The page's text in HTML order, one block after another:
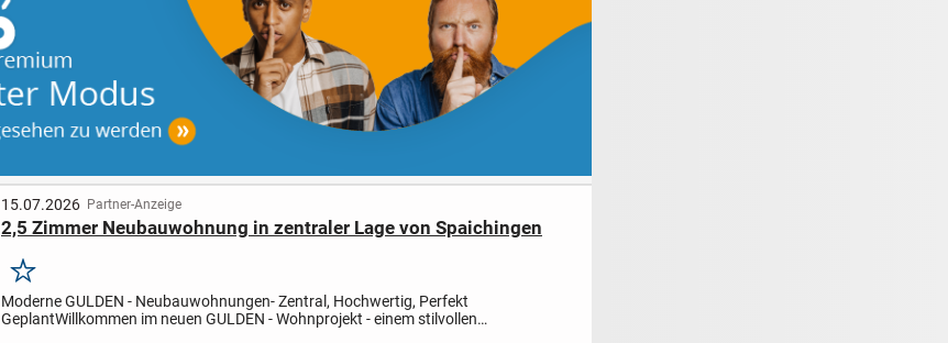
15.07.2026 Partner-Anzeige
2,5 Zimmer Neubauwohnung in zentraler Lage von Spaichingen
Merken
Moderne GULDEN - Neubauwohnungen- Zentral, Hochwertig, Perfekt
GeplantWillkommen im neuen GULDEN - Wohnprojekt - einem stilvollen